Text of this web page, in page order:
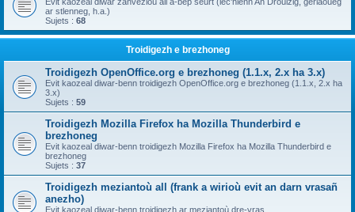
ar stlenneg, h.a.)
Sujets : 68
Troidigezh e brezhoneg
Troidigezh OpenOffice.org e brezhoneg (1.1.x, 2.x ha 3.x)
Evit kaozeal diwar-benn troidigezh OpenOffice.org e brezhoneg (1.1.x, 2.x ha
3.x)
Sujets : 59
Troidigezh Mozilla Firefox ha Mozilla Thunderbird e
brezhoneg
Evit kaozeal diwar-benn troidigezh Mozilla Firefox ha Mozilla Thunderbird e
brezhoneg
Sujets : 37
Troidigezh meziantoù all (frank a wirioù evit an darn vrasañ
anezho)
Evit kaozeal diwar-benn troidigezh ar meziantoù dre-vras